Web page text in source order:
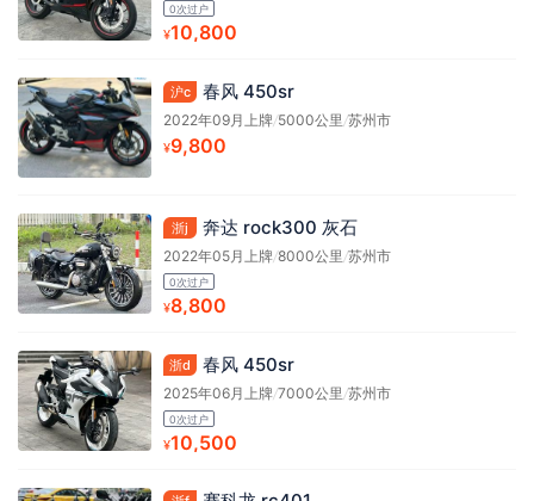
0次过户
¥10,800
沪c 春风 450sr
2022年09月上牌/5000公里 /苏州市
¥9,800
浙j 奔达 rock300 灰石
2022年05月上牌/8000公里 /苏州市
0次过户
¥8,800
浙d 春风 450sr
2025年06月上牌/7000公里 /苏州市
0次过户
¥10,500